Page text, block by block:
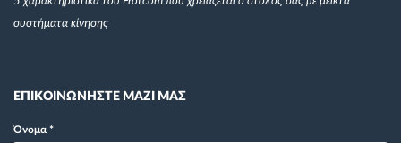
συστήματα κίνησης
ΕΠΙΚΟΙΝΩΝΗΣΤΕ ΜΑΖΙ ΜΑΣ
Όνομα *